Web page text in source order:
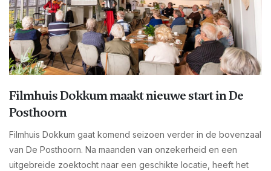
Filmhuis Dokkum maakt nieuwe start in De
Posthoorn
Filmhuis Dokkum gaat komend seizoen verder in de bovenzaal
van De Posthoorn. Na maanden van onzekerheid en een
uitgebreide zoektocht naar een geschikte locatie, heeft het